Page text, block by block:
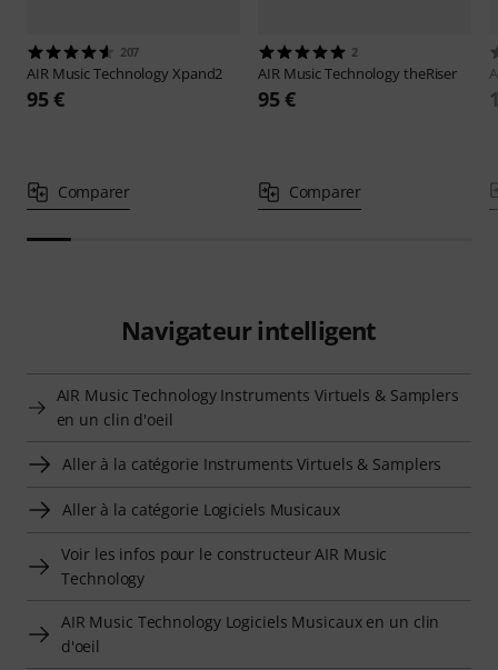
207
AIR Music Technology Xpand2
95 €
Comparer
2
AIR Music Technology theRiser
95 €
Comparer
Navigateur intelligent
AIR Music Technology Instruments Virtuels & Samplers
en un clin d'oeil
Aller à la catégorie Instruments Virtuels & Samplers
Aller à la catégorie Logiciels Musicaux
Voir les infos pour le constructeur AIR Music
Technology
AIR Music Technology Logiciels Musicaux en un clin
d'oeil